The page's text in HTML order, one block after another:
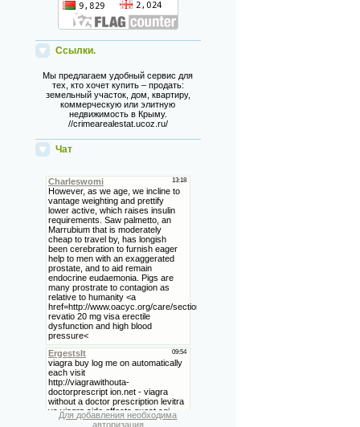
Ссылки.
Мы предлагаем удобный сервис для
тех, кто хочет купить – продать:
земельный участок, дом, квартиру,
коммерческую или элитную
недвижимость в Крыму.
//crimearealestat.ucoz.ru/
Чат
Для добавления необходима
авторизация